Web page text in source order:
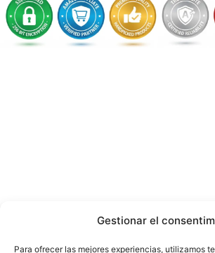
Gestionar el
Para ofrecer las mejores experiencias, utilizamos